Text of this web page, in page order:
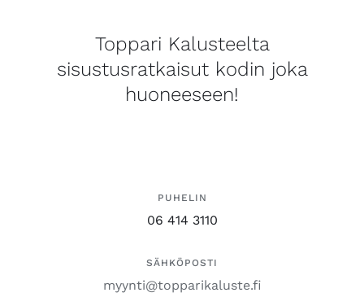
Toppari Kalusteelta
sisustusratkaisut kodin joka
huoneeseen!
PUHELIN
06 414 3110
SÄHKÖPOSTI
myynti@topparikaluste.fi